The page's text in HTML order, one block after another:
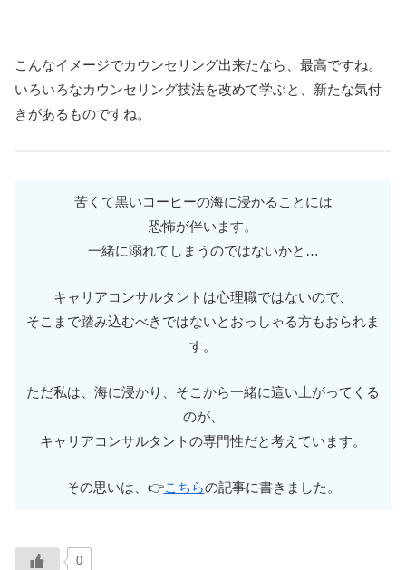
こんなイメージでカウンセリング出来たなら、最高ですね。
いろいろなカウンセリング技法を改めて学ぶと、新たな気付
きがあるものですね。
苦くて黒いコーヒーの海に浸かることには
恐怖が伴います。
一緒に溺れてしまうのではないかと…
キャリアコンサルタントは心理職ではないので、
そこまで踏み込むべきではないとおっしゃる方もおられま
す。
ただ私は、海に浸かり、そこから一緒に這い上がってくる
のが、
キャリアコンサルタントの専門性だと考えています。
その思いは、👉こちらの記事に書きました。
0